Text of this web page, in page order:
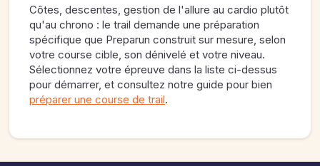
Côtes, descentes, gestion de l'allure au cardio plutôt
qu'au chrono : le trail demande une préparation
spécifique que Preparun construit sur mesure, selon
votre course cible, son dénivelé et votre niveau.
Sélectionnez votre épreuve dans la liste ci-dessus
pour démarrer, et consultez notre guide pour bien
préparer une course de trail.